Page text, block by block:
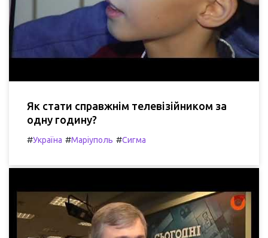
Як стати справжнім телевізійником за
одну годину?
#Україна #Маріуполь #Сигма